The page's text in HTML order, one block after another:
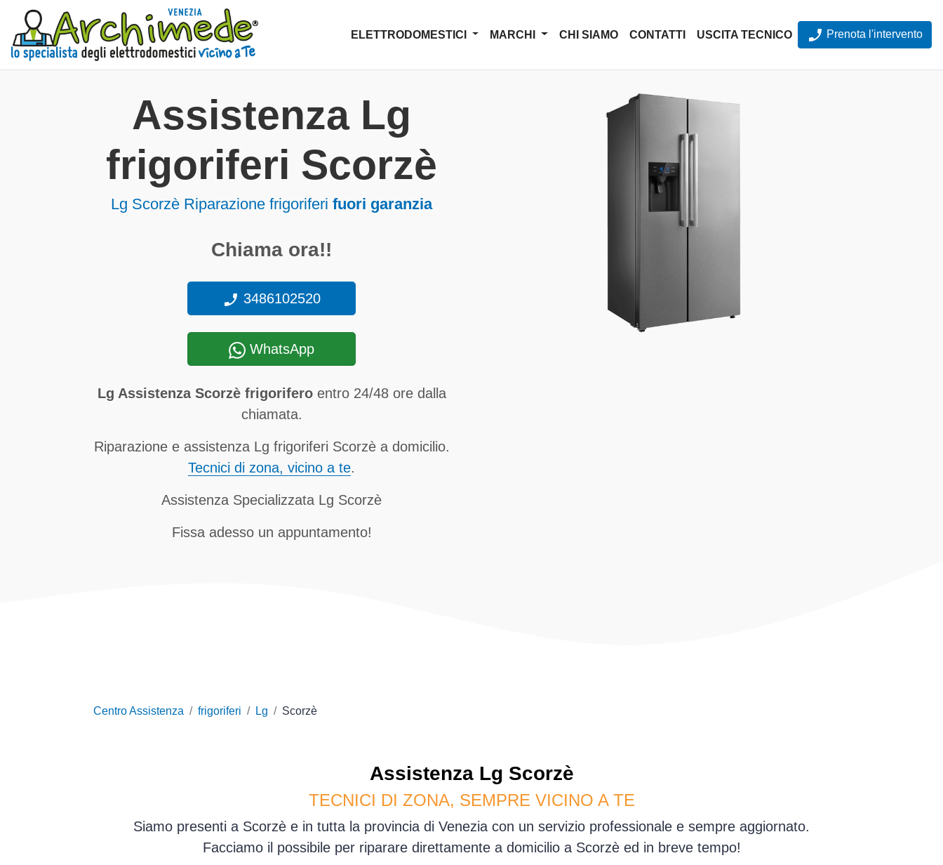
ELETTRODOMESTICI MARCHI CHI SIAMO CONTATTI USCITA TECNICO Prenota l'intervento
Assistenza Lg
frigoriferi Scorzè
Lg Scorzè Riparazione frigoriferi fuori garanzia
Chiama ora!!
3486102520
WhatsApp
Lg Assistenza Scorzè frigoriferoentro 24/48 ore dalla
chiamata.
Riparazione e assistenza Lg frigoriferi Scorzè a domicilio.
Tecnici di zona, vicino a te.
Assistenza Specializzata Lg Scorzè
Fissa adesso un appuntamento!
Centro Assistenza frigoriferi Lg Scorzè
Assistenza Lg Scorzè
TECNICI DI ZONA, SEMPRE VICINO A TE
Siamo presenti a Scorzè e in tutta la provincia di Venezia con un servizio professionale e sempre aggiornato.
Facciamo il possibile per riparare direttamente a domicilio a Scorzè ed in breve tempo!